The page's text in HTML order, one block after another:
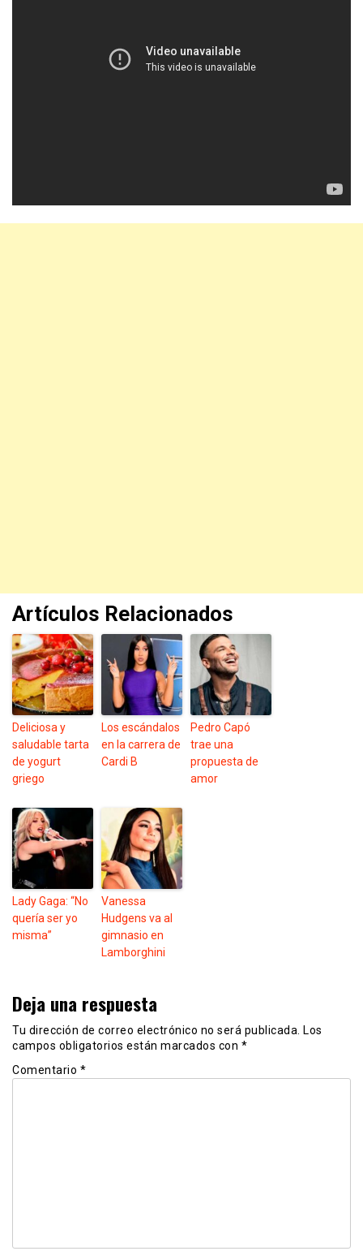
Artículos Relacionados
Deliciosa y
saludable tarta
de yogurt
griego
Los escándalos
en la carrera de
Cardi B
Pedro Capó
trae una
propuesta de
amor
Lady Gaga: “No
quería ser yo
misma”
Vanessa
Hudgens va al
gimnasio en
Lamborghini
Deja una respuesta
Tu dirección de correo electrónico no será publicada.
Los
campos obligatorios están marcados con *
Comentario *